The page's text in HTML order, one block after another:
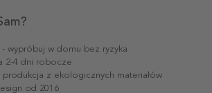
wypróbuj w domu bez ryzyka
2-4 dni robocze
z ekologicznych materiałów
od 2016